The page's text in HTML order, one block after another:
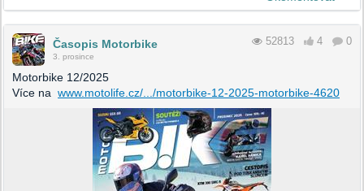
Časopis Motorbike
3. prosince
52813 4 0
Motorbike 12/2025
Více na www.motolife.cz/.../motorbike-12-2025-motorbike-4620